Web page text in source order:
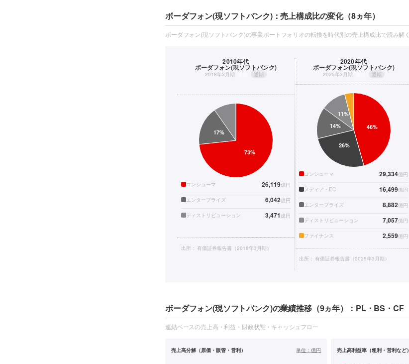
ボーダフォン(現ソフトバンク)：売上構成比の変化（8ヵ年）
ボーダフォン(現ソフトバンク)の事業ポートフォリオの転換を時代別の売上構成比で読み解く
2010年代
ボーダフォン(現ソフトバンク)
2018年3月期 通期
コンシューマ 26,119億円
エンタープライズ 6,042億円
ディストリビューション 3,471億円
出所： 有価証券報告書（2018年3月期）
2020年代
ボーダフォン(現ソフトバンク)
2025年3月期 通期
コンシューマ 29,334億円
メディア・EC 16,499億円
エンタープライズ 8,882億円
ディストリビューション 7,057億円
ファイナンス 2,559億円
出所： 有価証券報告書（2025年3月期）
ボーダフォン(現ソフトバンク)の業績推移（9ヵ年）：PL・BS・CF
連結ベースの売上高・利益・財政状態・キャッシュフロー
売上高分解（原価・販管・営利） 単位：億円 売上高利益率（粗利・営利など）